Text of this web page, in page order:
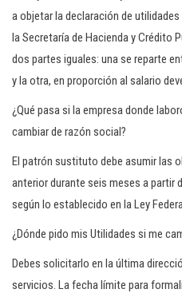
a objetar la declaración de
la Secretaría de Hacienda y Crédito
dos partes iguales: una se reparte
y la otra, en proporción al salario
¿Qué pasa si la empresa donde
cambiar de razón social?
El patrón sustituto debe asumir las
anterior durante seis meses a
según lo establecido en la Ley
¿Dónde pido mis Utilidades si me
Debes solicitarlo en la última
servicios. La fecha límite para